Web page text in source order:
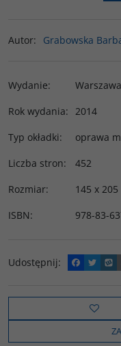
Autor: Grabowska
Wydanie:
Warszawa
Rok wydania: 2014
Typ okładki:
oprawa
Liczba stron:
452
Rozmiar:
145 x
ISBN: 978-83-
Udostępnij:
F
a
e
o
k
T
w
t
t
e
W
y
o